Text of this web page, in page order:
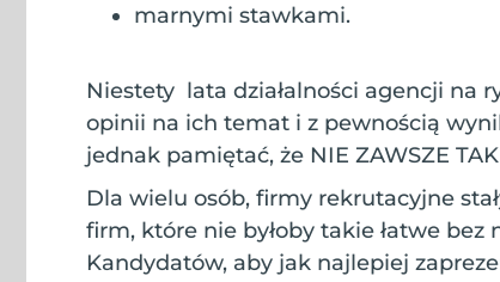
marnymi stawkami.
Niestety lata działalności agencji na
opinii na ich temat i z pewnością
jednak pamiętać, że NIE ZAWSZE TAK
Dla wielu osób, firmy rekrutacyjne
firm, które nie byłoby takie łatwe
Kandydatów, aby jak najlepiej